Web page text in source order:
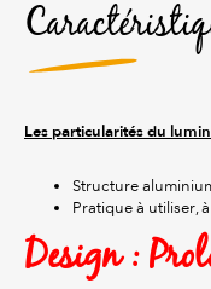
Les particularités du
Structure
Pratique à utiliser,
Design :